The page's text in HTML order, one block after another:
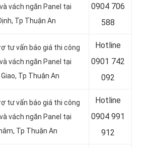
vách ngăn Panel tại
, Tp Thuận An
0904 706
588
tư vấn báo giá thi công
vách ngăn Panel tại
, Tp Thuận An
Hotline
0901 742
092
tư vấn báo giá thi công
vách ngăn Panel tại
, Tp Thuận An
Hotline
0904 991
912